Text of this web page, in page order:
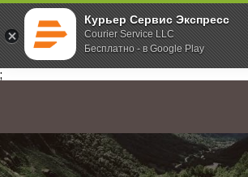
Курьер Сервис Экспресс
Courier Service LLC
Бесплатно - в Google Play
;
Главная О компании Новости КСЭ